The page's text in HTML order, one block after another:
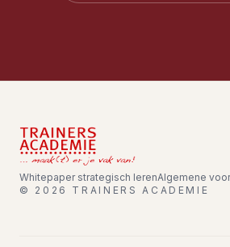
Whitepaper strategisch lerenAlgemene
© 2026 TRAINERS ACADEMIE